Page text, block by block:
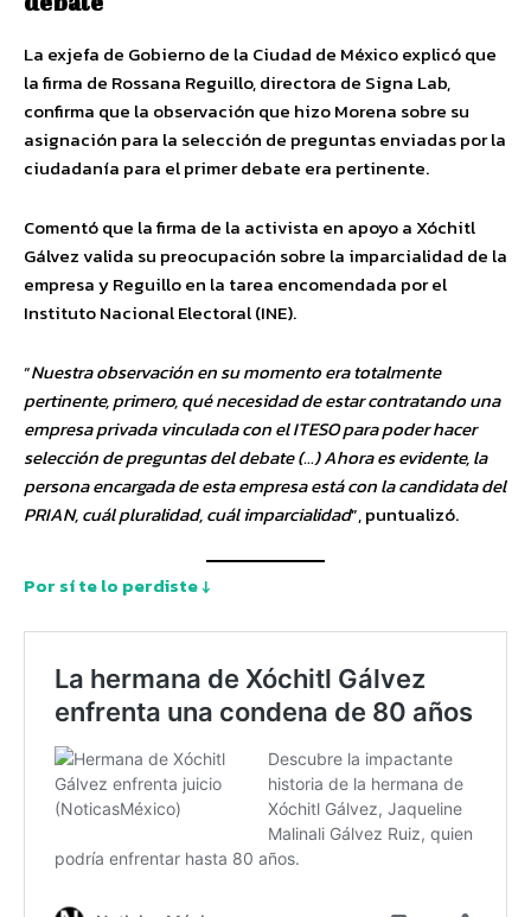
La exjefa de Gobierno de la Ciudad de México explicó que
la firma de Rossana Reguillo, directora de Signa Lab,
confirma que la observación que hizo Morena sobre su
asignación para la selección de preguntas enviadas por la
ciudadanía para el primer debate era pertinente.
Comentó que la firma de la activista en apoyo a Xóchitl
Gálvez valida su preocupación sobre la imparcialidad de la
empresa y Reguillo en la tarea encomendada por el
Instituto Nacional Electoral (INE).
“Nuestra observación en su momento era totalmente
pertinente, primero, qué necesidad de estar contratando una
empresa privada vinculada con el ITESO para poder hacer
selección de preguntas del debate (…) Ahora es evidente, la
persona encargada de esta empresa está con la candidata del
PRIAN, cuál pluralidad, cuál imparcialidad”, puntualizó.
Por sí te lo perdiste ↓